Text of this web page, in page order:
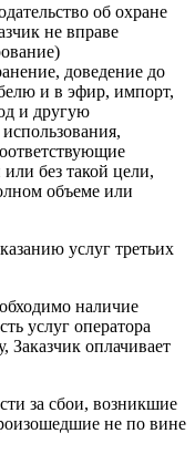
об охране
не вправе
доведение до
и в эфир, импорт,
и другую
без такой цели,
объеме или
услуг третьих
наличие
услуг оператора
Заказчик оплачивает
за сбои, возникшие
не по вине